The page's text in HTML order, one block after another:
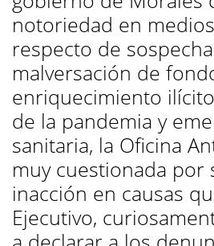
notoriedad en
respecto de
malversación de
enriquecimiento
de la pandemia y
sanitaria, la Oficina
muy cuestionada por
inacción en causas
Ejecutivo,